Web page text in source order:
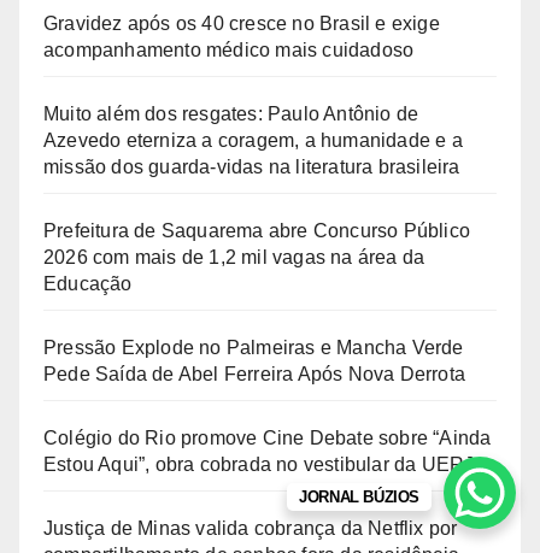
Gravidez após os 40 cresce no Brasil e exige
acompanhamento médico mais cuidadoso
Muito além dos resgates: Paulo Antônio de
Azevedo eterniza a coragem, a humanidade e a
missão dos guarda-vidas na literatura brasileira
Prefeitura de Saquarema abre Concurso Público
2026 com mais de 1,2 mil vagas na área da
Educação
Pressão Explode no Palmeiras e Mancha Verde
Pede Saída de Abel Ferreira Após Nova Derrota
Colégio do Rio promove Cine Debate sobre “Ainda
Estou Aqui”, obra cobrada no vestibular da UERJ
Justiça de Minas valida cobrança da Netflix por
JORNAL BÚZIOS